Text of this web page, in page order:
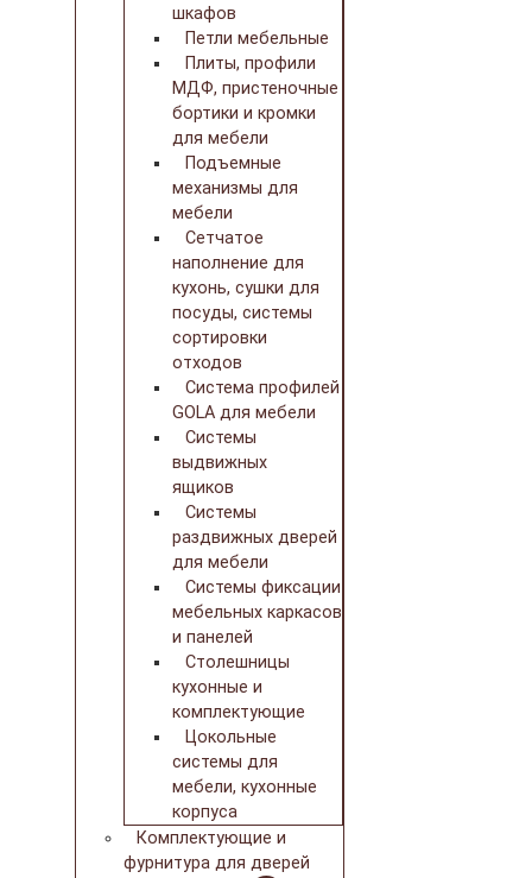
шкафов
Петли мебельные
Плиты, профили
МДФ, пристеночные
бортики и кромки
для мебели
Подъемные
механизмы для
мебели
Сетчатое
наполнение для
кухонь, сушки для
посуды, системы
сортировки
отходов
Система профилей
GOLA для мебели
Системы
выдвижных
ящиков
Системы
раздвижных дверей
для мебели
Системы фиксации
мебельных каркасов
и панелей
Столешницы
кухонные и
комплектующие
Цокольные
системы для
мебели, кухонные
корпуса
Комплектующие и
фурнитура для дверей